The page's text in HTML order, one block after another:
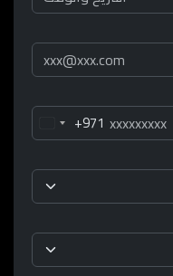
+971